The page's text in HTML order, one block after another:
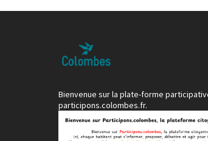
Bienvenue sur la plate-forme
participons.colombes.fr.